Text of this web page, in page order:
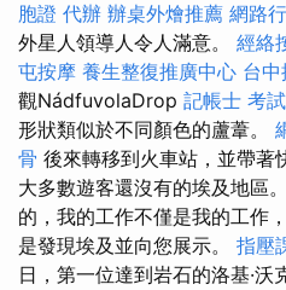
胞證 代辦 辦桌外燴推薦 網路
外星人領導人令人滿意。 經絡
屯按摩 養生整復推廣中心 台
觀NádfuvolaDrop 記帳士 考
形狀類似於不同顏色的蘆葦。
骨 後來轉移到火車站，並帶著
大多數遊客還沒有的埃及地區。
的，我的工作不僅是我的工作
是發現埃及並向您展示。 指壓
日，第一位達到岩石的洛基·沃